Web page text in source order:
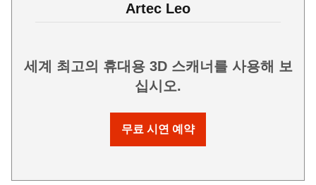
Artec Leo
세계 최고의 휴대용 3D 스캐너를 사용해 보
십시오.
무료 시연 예약